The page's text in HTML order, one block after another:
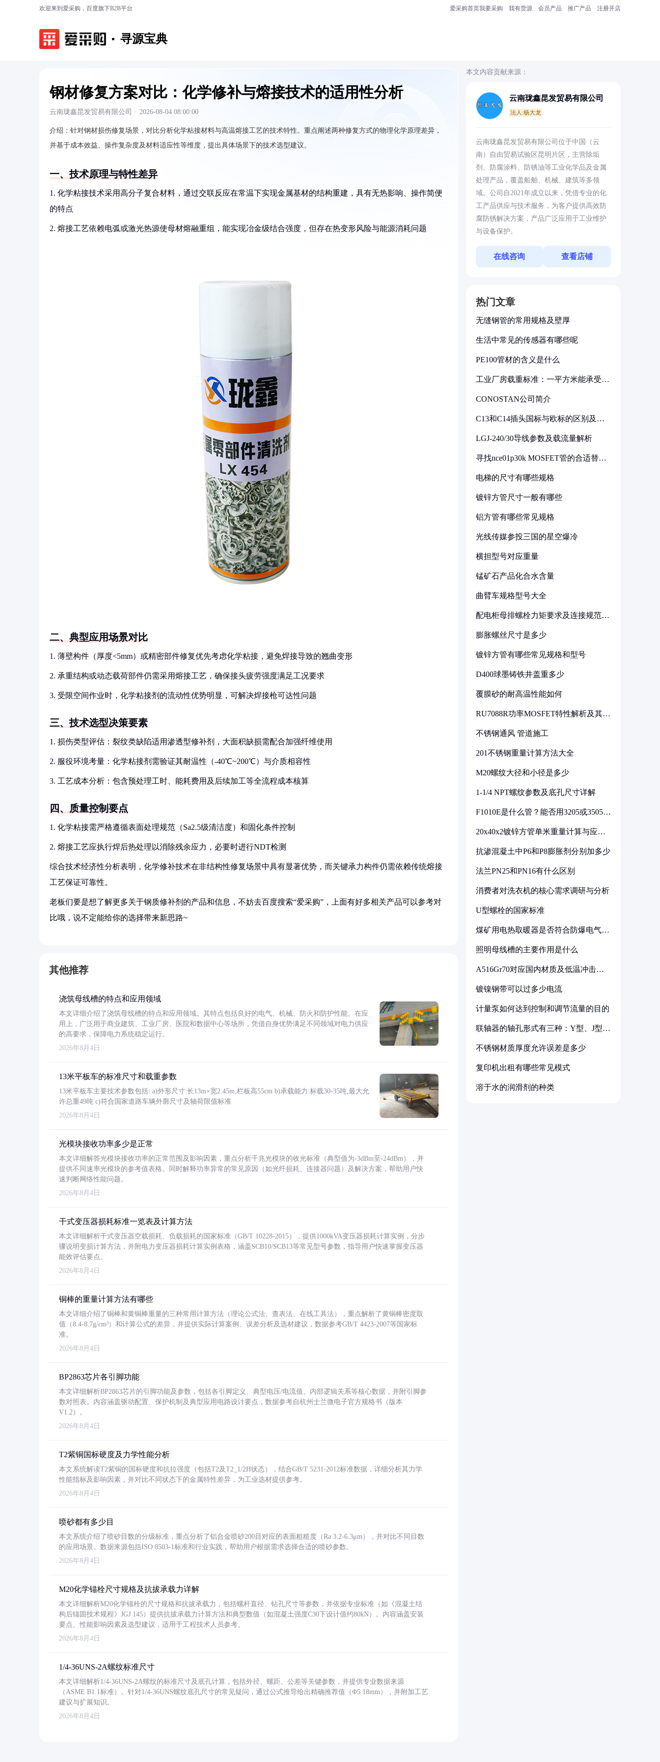
欢迎来到爱采购，百度旗下B2B平台 爱采购首页我要采购 我有货源 会员产品 推广产品 注册开店
寻源宝典
钢材修复方案对比：化学修补与熔接技术的适用性分析
云南珑鑫昆发贸易有限公司 · 2026-08-04 08:00:00
介绍： 针对钢材损伤修复场景，对比分析化学粘接材料与高温熔接工艺的技术特性。重点阐述两种修复方式的物理化学原理差异，
并基于成本效益、操作复杂度及材料适应性等维度，提出具体场景下的技术选型建议。
一、技术原理与特性差异
1. 化学粘接技术采用高分子复合材料，通过交联反应在常温下实现金属基材的结构重建，具有无热影响、操作简便
的特点
2. 熔接工艺依赖电弧或激光热源使母材熔融重组，能实现冶金级结合强度，但存在热变形风险与能源消耗问题
二、典型应用场景对比
1. 薄壁构件（厚度<5mm）或精密部件修复优先考虑化学粘接，避免焊接导致的翘曲变形
2. 承重结构或动态载荷部件仍需采用熔接工艺，确保接头疲劳强度满足工况要求
3. 受限空间作业时，化学粘接剂的流动性优势明显，可解决焊接枪可达性问题
三、技术选型决策要素
1. 损伤类型评估：裂纹类缺陷适用渗透型修补剂，大面积缺损需配合加强纤维使用
2. 服役环境考量：化学粘接剂需验证其耐温性（-40℃~200℃）与介质相容性
3. 工艺成本分析：包含预处理工时、能耗费用及后续加工等全流程成本核算
四、质量控制要点
1. 化学粘接需严格遵循表面处理规范（Sa2.5级清洁度）和固化条件控制
2. 熔接工艺应执行焊后热处理以消除残余应力，必要时进行NDT检测
综合技术经济性分析表明，化学修补技术在非结构性修复场景中具有显著优势，而关键承力构件仍需依赖传统熔接
工艺保证可靠性。
老板们要是想了解更多关于钢质修补剂的产品和信息，不妨去百度搜索“爱采购”，上面有好多相关产品可以参考对
比哦，说不定能给你的选择带来新思路~
其他推荐
浇筑母线槽的特点和应用领域
本文详细介绍了浇筑母线槽的特点和应用领域。其特点包括良好的电气、机械、防火和防护性能。在应
用上，广泛用于商业建筑、工业厂房、医院和数据中心等场所，凭借自身优势满足不同领域对电力供应
的高要求，保障电力系统稳定运行。
2026年8月4日
13米平板车的标准尺寸和载重参数
13米平板车主要技术参数包括: a)外形尺寸:长13m×宽2.45m,栏板高55cm b)承载能力:标载30-35吨,最大允
许总重49吨 c)符合国家道路车辆外廓尺寸及轴荷限值标准
2026年8月4日
光模块接收功率多少是正常
本文详细解答光模块接收功率的正常范围及影响因素，重点分析千兆光模块的收光标准（典型值为-3dBm至-24dBm），并
提供不同速率光模块的参考值表格。同时解释功率异常的常见原因（如光纤损耗、连接器问题）及解决方案，帮助用户快
速判断网络性能问题。
2026年8月4日
干式变压器损耗标准一览表及计算方法
本文详细解析干式变压器空载损耗、负载损耗的国家标准（GB/T 10228-2015），提供1000kVA变压器损耗计算实例，分步
骤说明变损计算方法，并附电力变压器损耗计算实例表格，涵盖SCB10/SCB13等常见型号参数，指导用户快速掌握变压器
能效评估要点。
2026年8月4日
铜棒的重量计算方法有哪些
本文详细介绍了铜棒和黄铜棒重量的三种常用计算方法（理论公式法、查表法、在线工具法），重点解析了黄铜棒密度取
值（8.4-8.7g/cm³）和计算公式的差异，并提供实际计算案例、误差分析及选材建议，数据参考GB/T 4423-2007等国家标
准。
2026年8月4日
BP2863芯片各引脚功能
本文详细解析BP2863芯片的引脚功能及参数，包括各引脚定义、典型电压/电流值、内部逻辑关系等核心数据，并附引脚参
数对照表。内容涵盖驱动配置、保护机制及典型应用电路设计要点，数据参考自杭州士兰微电子官方规格书（版本
V1.2）。
2026年8月4日
T2紫铜国标硬度及力学性能分析
本文系统解读T2紫铜的国标硬度和抗拉强度（包括T2及T2_1/2H状态），结合GB/T 5231-2012标准数据，详细分析其力学
性能指标及影响因素，并对比不同状态下的金属特性差异，为工业选材提供参考。
2026年8月4日
喷砂都有多少目
本文系统介绍了喷砂目数的分级标准，重点分析了铝合金喷砂200目对应的表面粗糙度（Ra 3.2-6.3μm），并对比不同目数
的应用场景。数据来源包括ISO 8503-1标准和行业实践，帮助用户根据需求选择合适的喷砂参数。
2026年8月4日
M20化学锚栓尺寸规格及抗拔承载力详解
本文详细解析M20化学锚栓的尺寸规格和抗拔承载力，包括螺杆直径、钻孔尺寸等参数，并依据专业标准（如《混凝土结
构后锚固技术规程》JGJ 145）提供抗拔承载力计算方法和典型数值（如混凝土强度C30下设计值约80kN）。内容涵盖安装
要点、性能影响因素及选型建议，适用于工程技术人员参考。
2026年8月4日
1/4-36UNS-2A螺纹标准尺寸
本文详细解析1/4-36UNS-2A螺纹的标准尺寸及底孔计算，包括外径、螺距、公差等关键参数，并提供专业数据来源
（ASME B1.1标准）。针对1/4-36UNS螺纹底孔尺寸的常见疑问，通过公式推导给出精确推荐值（Φ5.18mm），并附加工艺
建议与扩展知识。
2026年8月4日
本文内容贡献来源：
云南珑鑫昆发贸易有限公司
法人:杨大龙
云南珑鑫昆发贸易有限公司位于中国（云
南）自由贸易试验区昆明片区，主营除垢
剂、防腐涂料、防锈油等工业化学品及金属
处理产品，覆盖船舶、机械、建筑等多领
域。公司自2021年成立以来，凭借专业的化
工产品供应与技术服务，为客户提供高效防
腐防锈解决方案，产品广泛应用于工业维护
与设备保护。
在线咨询 查看店铺
热门文章
无缝钢管的常用规格及壁厚
生活中常见的传感器有哪些呢
PE100管材的含义是什么
工业厂房载重标准：一平方米能承受多
CONOSTAN公司简介
C13和C14插头国标与欧标的区别及其
LGJ-240/30导线参数及载流量解析
寻找nce01p30k MOSFET管的合适替代
电梯的尺寸有哪些规格
镀锌方管尺寸一般有哪些
铝方管有哪些常见规格
光线传媒参投三国的星空爆冷
横担型号对应重量
锰矿石产品化合水含量
曲臂车规格型号大全
配电柜母排螺栓力矩要求及连接规范详
膨胀螺丝尺寸是多少
镀锌方管有哪些常见规格和型号
D400球墨铸铁井盖重多少
覆膜砂的耐高温性能如何
RU7088R功率MOSFET特性解析及其在
不锈钢通风 管道施工
201不锈钢重量计算方法大全
M20螺纹大径和小径是多少
1-1/4 NPT螺纹参数及底孔尺寸详解
F1010E是什么管？能否用3205或3505代
20x40x2镀锌方管单米重量计算与应用
抗渗混凝土中P6和P8膨胀剂分别加多少
法兰PN25和PN16有什么区别
消费者对洗衣机的核心需求调研与分析
U型螺栓的国家标准
煤矿用电热取暖器是否符合防爆电气设
照明母线槽的主要作用是什么
A516Gr70对应国内材质及低温冲击要
镀镍钢带可以过多少电流
计量泵如何达到控制和调节流量的目的
联轴器的轴孔形式有三种：Y型、J型、
不锈钢材质厚度允许误差是多少
复印机出租有哪些常见模式
溶于水的润滑剂的种类